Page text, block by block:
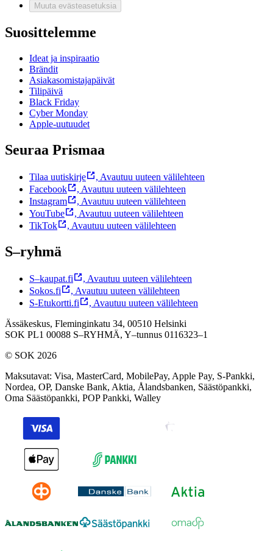
Muuta evästeasetuksia
Suosittelemme
Ideat ja inspiraatio
Brändit
Asiakasomistajapäivät
Tilipäivä
Black Friday
Cyber Monday
Apple-uutuudet
Seuraa Prismaa
Tilaa uutiskirje , Avautuu uuteen välilehteen
Facebook
, Avautuu uuteen välilehteen
Instagram
, Avautuu uuteen välilehteen
YouTube
, Avautuu uuteen välilehteen
TikTok
, Avautuu uuteen välilehteen
S–ryhmä
S–kaupat.fi , Avautuu uuteen välilehteen
Sokos.fi
, Avautuu uuteen välilehteen
S-Etukortti.fi
, Avautuu uuteen välilehteen
Ässäkeskus, Fleminginkatu 34, 00510 Helsinki
SOK PL1 00088 S–RYHMÄ, Y–tunnus 0116323–1
© SOK 2026
Maksutavat: Visa, MasterCard, MobilePay, Apple Pay, S-Pankki,
Nordea, OP, Danske Bank, Aktia, Ålandsbanken, Säästöpankki,
Oma Säästöpankki, POP Pankki, Walley